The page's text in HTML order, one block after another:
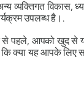
विकास,
उपलब्ध है।.
से पहले, आपको खुद से
क्या यह आपके लिए